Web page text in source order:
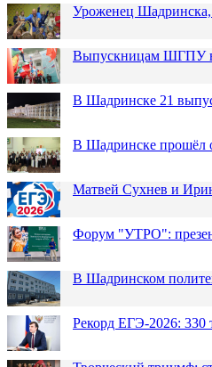
Уроженец Шадринска,
Выпускницам ШГПУ
В Шадринске 21
В Шадринске прошёл
Матвей Сухнев и
Форум "УТРО":
В Шадринском
Рекорд ЕГЭ-2026: 330